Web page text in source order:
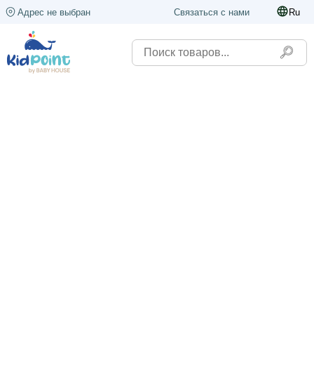
Адрес не выбран Связаться с нами Ru